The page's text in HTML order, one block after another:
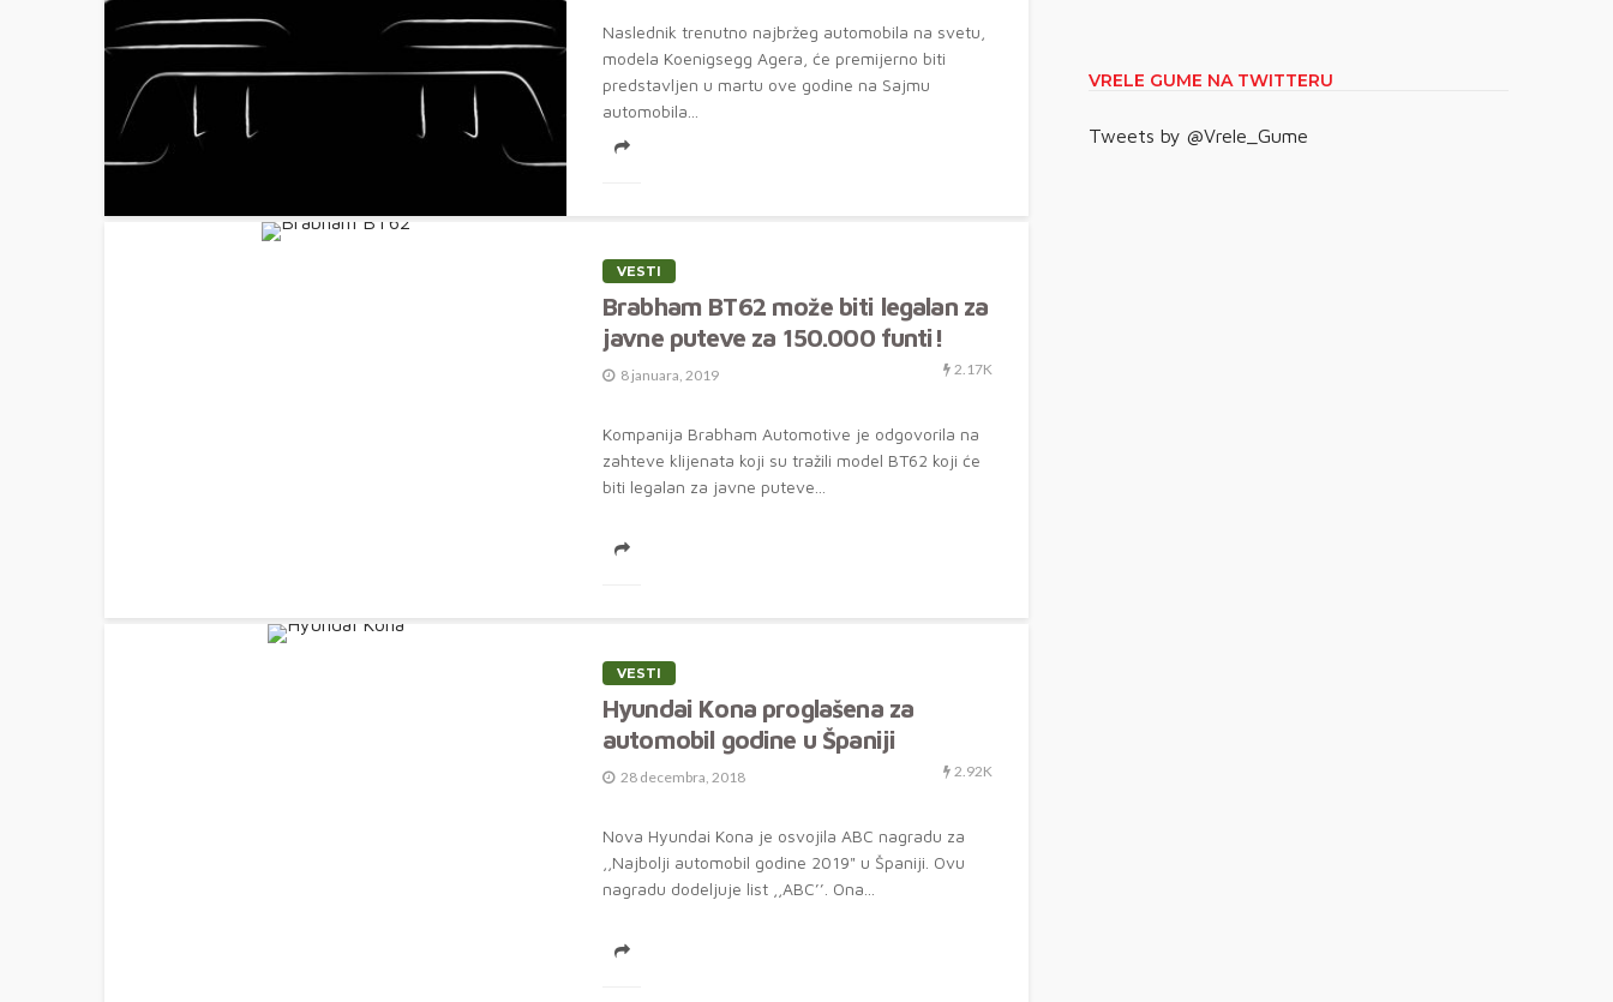
Naslednik trenutno najbržeg automobila na svetu,
modela Koenigsegg Agera, će premijerno biti
predstavljen u martu ove godine na Sajmu
automobila...
VESTI
Brabham BT62 može biti legalan za
javne puteve za 150.000 funti!
8 januara, 2019 2.17K
Kompanija Brabham Automotive je odgovorila na
zahteve klijenata koji su tražili model BT62 koji će
biti legalan za javne puteve...
VESTI
Hyundai Kona proglašena za
automobil godine u Španiji
28 decembra, 2018 2.92K
Nova Hyundai Kona je osvojila ABC nagradu za
,,Najbolji automobil godine 2019" u Španiji. Ovu
nagradu dodeljuje list ,,ABC’’. Ona...
VRELE GUME NA TWITTERU
Tweets by @Vrele_Gume